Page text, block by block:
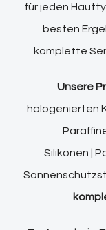
für jeden
besten
komplette
Unsere
halogenierten
Silikonen |